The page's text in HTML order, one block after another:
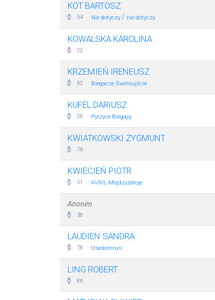
KOT BARTOSZ
54 · Nie dotyczy / nie dotyczy
KOWALSKA KAROLINA
22
KRZEMIEŃ IRENEUSZ
62 · Biegacze Świnoujście
KUFEL DARIUSZ
28 · Pyrzyce Biegają
KWIATKOWSKI ZYGMUNT
76
KWIECIEŃ PIOTR
51 · AVRIL-Międzyzdroje
Anonim
38
LAUDIEN SANDRA
78 · Usedomrun
LING ROBERT
86